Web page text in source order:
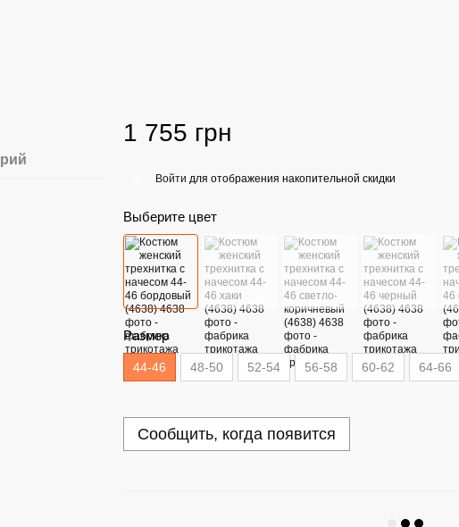
1 755 грн
Войти для отображения накопительной скидки
Выберите цвет
Размер
44-46 48-50 52-54 56-58 60-62 64-66
Сообщить, когда появится